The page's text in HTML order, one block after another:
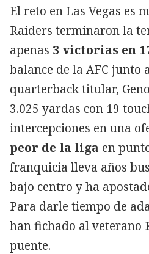
El reto en Las Vegas es
Raiders terminaron la
apenas 3 victorias en
balance de la AFC junto
quarterback titular,
3.025 yardas con 19
intercepciones en una
peor de la liga en
franquicia lleva años
bajo centro y ha
Para darle tiempo de
han fichado al veterano
puente.